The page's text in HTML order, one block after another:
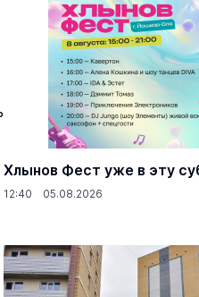
Хлынов Фест уже в эту
12:40 05.08.2026